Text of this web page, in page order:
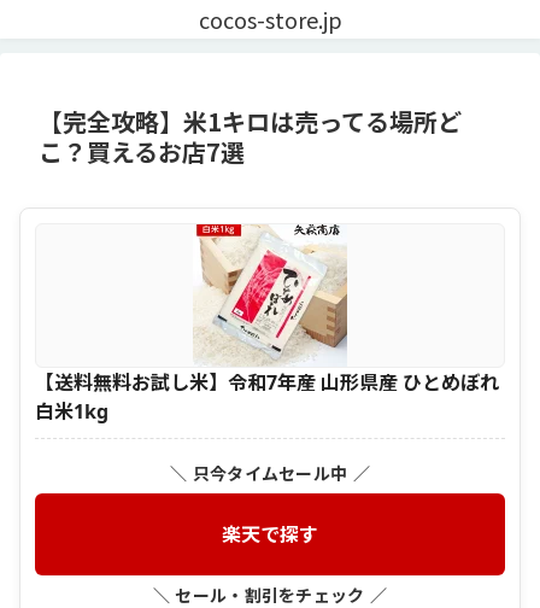
cocos-store.jp
【完全攻略】米1キロは売ってる場所ど
こ？買えるお店7選
【送料無料お試し米】令和7年産 山形県産 ひとめぼれ
白米1kg
＼ 只今タイムセール中 ／
楽天で探す
＼ セール・割引をチェック ／